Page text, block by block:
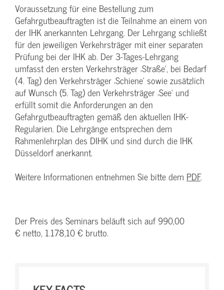
Voraussetzung für eine Bestellung zum
Gefahrgutbeauftragten ist die Teilnahme an einem von
der IHK anerkannten Lehrgang. Der Lehrgang schließt
für den jeweiligen Verkehrsträger mit einer separaten
Prüfung bei der IHK ab. Der 3-Tages-Lehrgang
umfasst den ersten Verkehrsträger ‚Straße‘, bei Bedarf
(4. Tag) den Verkehrsträger ‚Schiene‘ sowie zusätzlich
auf Wunsch (5. Tag) den Verkehrsträger ‚See‘ und
erfüllt somit die Anforderungen an den
Gefahrgutbeauftragten gemäß den aktuellen IHK-
Regularien. Die Lehrgänge entsprechen dem
Rahmenlehrplan des DIHK und sind durch die IHK
Düsseldorf anerkannt.
Weitere Informationen entnehmen Sie bitte dem PDF.
Der Preis des Seminars beläuft sich auf 990,00
€ netto, 1.178,10 € brutto.